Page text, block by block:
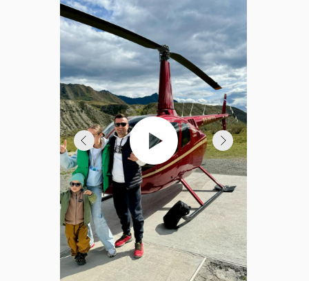
путешествий 2026
Полная афиша
О туре